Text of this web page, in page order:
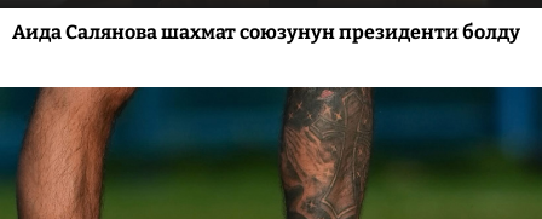
Аида Салянова шахмат союзунун президенти болду